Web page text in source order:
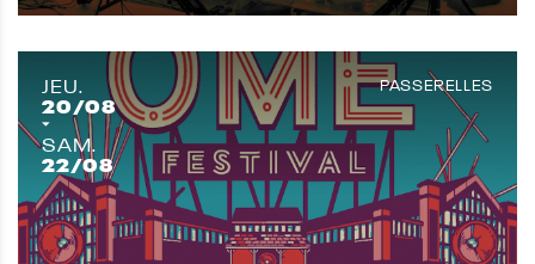
JEU.
20/08
SAM.
22/08
PASSERELLES